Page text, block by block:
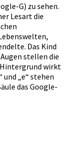
G) zu sehen.
Lesart die
Das Kind
stellen die
Hintergrund wirkt
und „e“ stehen
das Google-